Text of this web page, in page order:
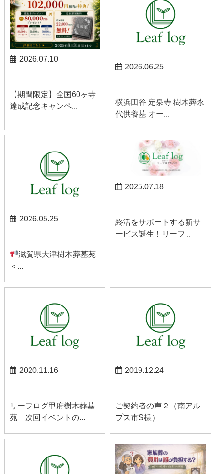
2026.07.10
【期間限定】全国60ヶ寺
達成記念キャンペ...
2026.06.25
横浜田谷 定泉寺 樹木葬永
代供養墓 オー...
2026.05.25
滋賀県大津樹木葬墓苑
＜...
2025.07.18
終活をサポートする新サ
ービス誕生！リーフ...
2020.11.16
リーフログ甲府樹木葬墓
苑 次回イベントの...
2019.12.24
ご契約者の声２（南アル
プス市S様）